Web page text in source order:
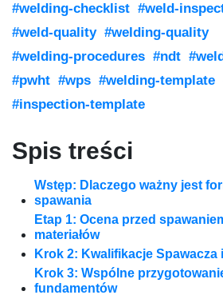
#welding-checklist #weld-
#weld-quality #welding-quality
#welding-procedures #ndt
#pwht #wps #welding-template
#inspection-template
Spis treści
Wstęp: Dlaczego ważny jest
spawania
Etap 1: Ocena przed
materiałów
Krok 2: Kwalifikacje Spawacza
Krok 3: Wspólne
fundamentów